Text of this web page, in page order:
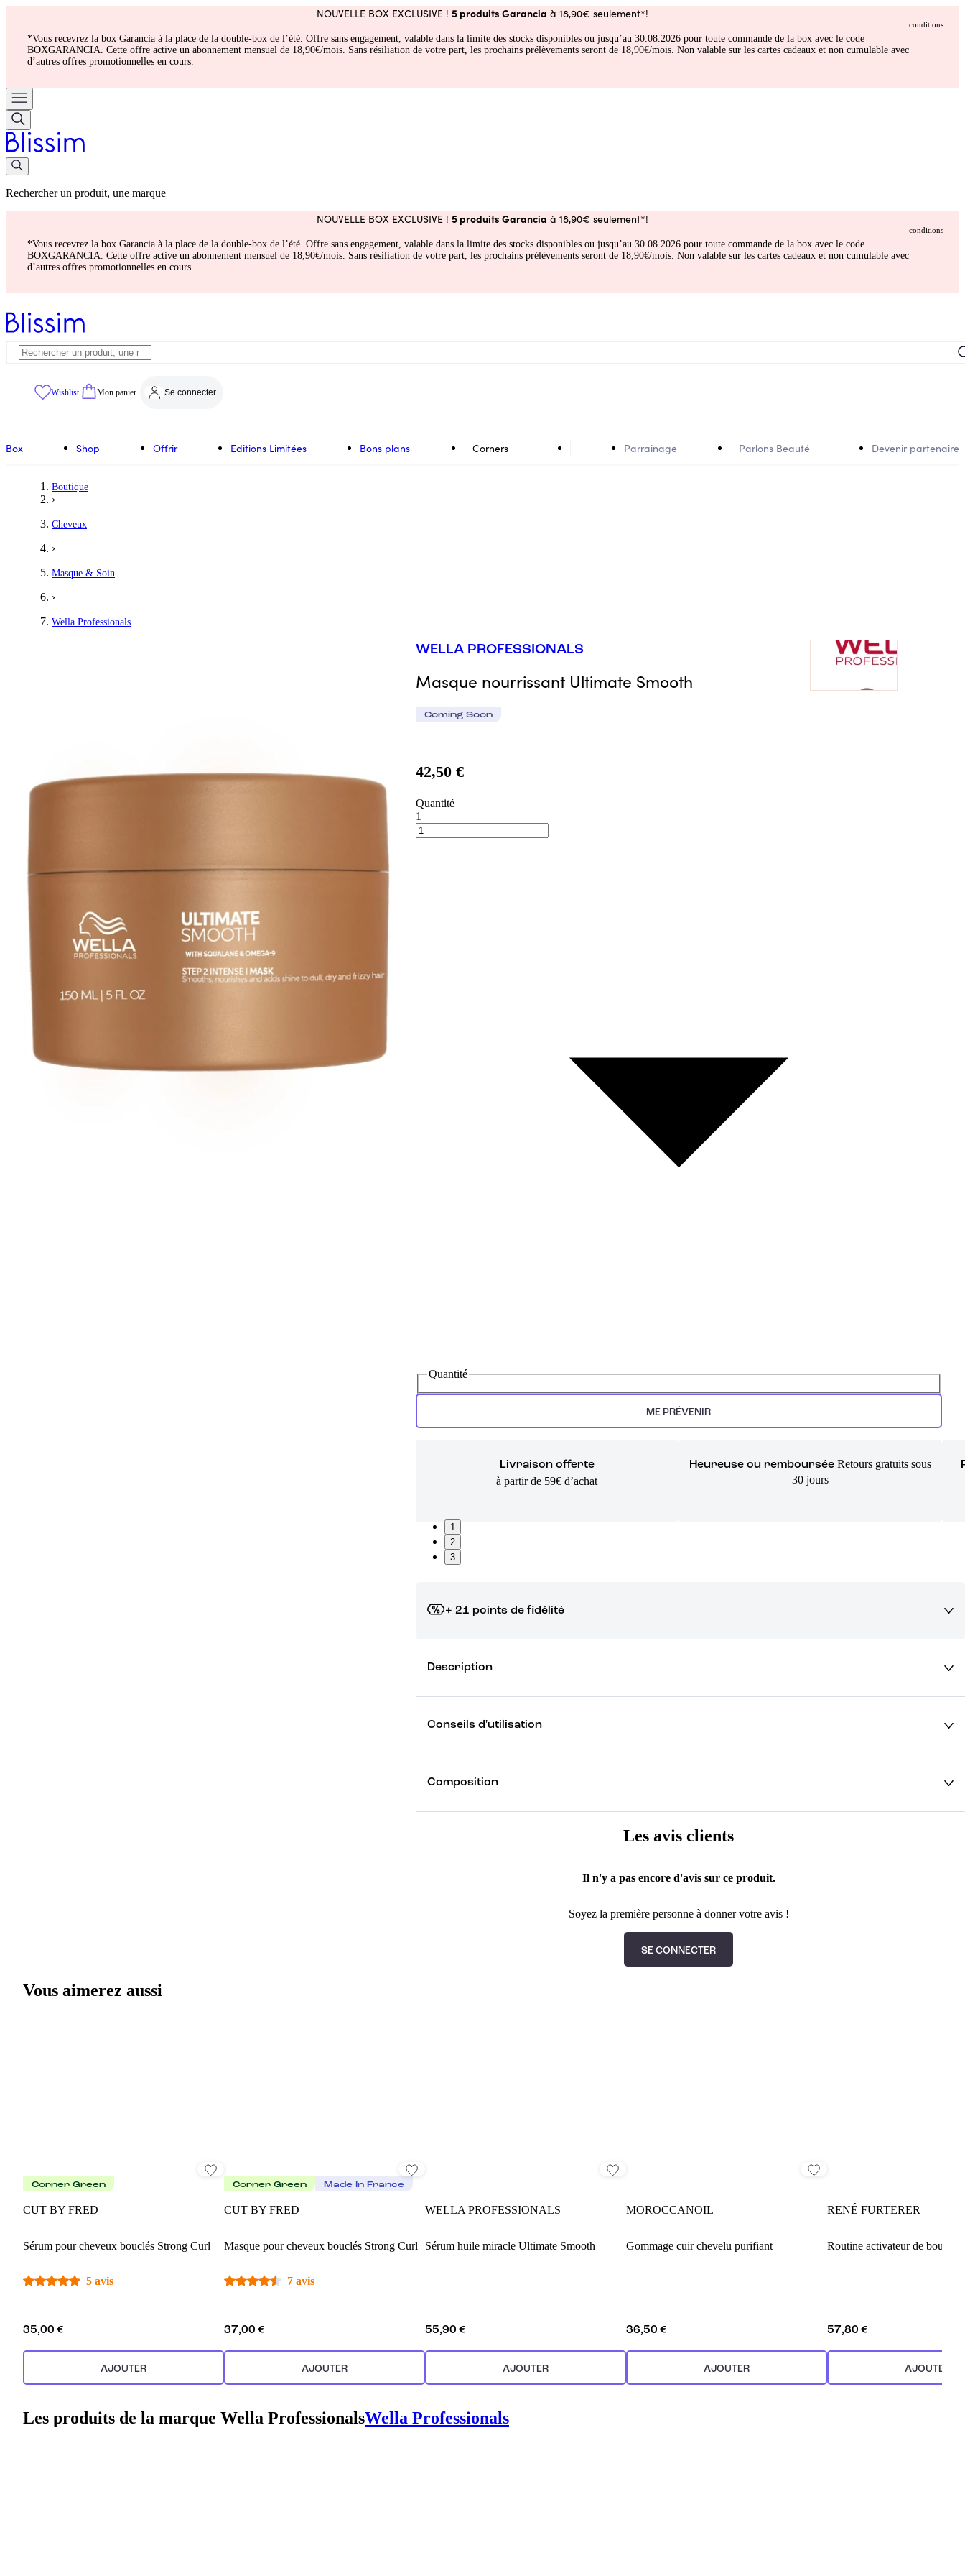
NOUVELLE BOX EXCLUSIVE ! 5 produits Garancia à 18,90€ seulement*!
conditions
*Vous recevrez la box Garancia à la place de la double-box de l’été. Offre sans engagement, valable dans la limite des stocks disponibles ou jusqu’au 30.08.2026 pour toute commande de la box avec le code
BOXGARANCIA. Cette offre active un abonnement mensuel de 18,90€/mois. Sans résiliation de votre part, les prochains prélèvements seront de 18,90€/mois. Non valable sur les cartes cadeaux et non cumulable avec
d’autres offres promotionnelles en cours.
Rechercher un produit, une marque
NOUVELLE BOX EXCLUSIVE ! 5 produits Garancia à 18,90€ seulement*!
conditions
*Vous recevrez la box Garancia à la place de la double-box de l’été. Offre sans engagement, valable dans la limite des stocks disponibles ou jusqu’au 30.08.2026 pour toute commande de la box avec le code
BOXGARANCIA. Cette offre active un abonnement mensuel de 18,90€/mois. Sans résiliation de votre part, les prochains prélèvements seront de 18,90€/mois. Non valable sur les cartes cadeaux et non cumulable avec
d’autres offres promotionnelles en cours.
Wishlist Mon panier Se connecter
Box Shop Offrir Editions Limitées Bons plans Corners Parrainage Parlons Beauté Devenir partenaire
Boutique
›
Cheveux
›
Masque & Soin
›
Wella Professionals
WELLA PROFESSIONALS
Masque nourrissant Ultimate Smooth
Coming Soon
42,50 €
Quantité
1
Quantité
ME PRÉVENIR
Livraison offerte
à partir de 59€ d’achat
Heureuse ou remboursée Retours gratuits sous
30 jours
1
2
3
+ 21 points de fidélité
Description
Conseils d'utilisation
Composition
Les avis clients
Il n'y a pas encore d'avis sur ce produit.
Soyez la première personne à donner votre avis !
SE CONNECTER
Vous aimerez aussi
Corner Green
CUT BY FRED
Sérum pour cheveux bouclés Strong Curl
5 avis
35,00 €
AJOUTER
Corner Green Made In France
CUT BY FRED
Masque pour cheveux bouclés Strong Curl
7 avis
37,00 €
AJOUTER
WELLA PROFESSIONALS
Sérum huile miracle Ultimate Smooth
55,90 €
AJOUTER
MOROCCANOIL
Gommage cuir chevelu purifiant
36,50 €
AJOUTER
RENÉ FURTERER
Routine activateur de boucles
57,80 €
AJOUTER
Les produits de la marque Wella ProfessionalsWella Professionals